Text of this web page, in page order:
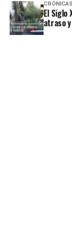
El Siglo
atraso